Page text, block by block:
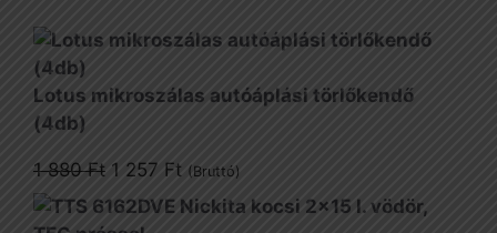
Lotus mikroszálas autóáplási törlőkendő
(4db)
1 880Ft Original
price
was:
1 257 FtCurrent
price
(Bruttó)